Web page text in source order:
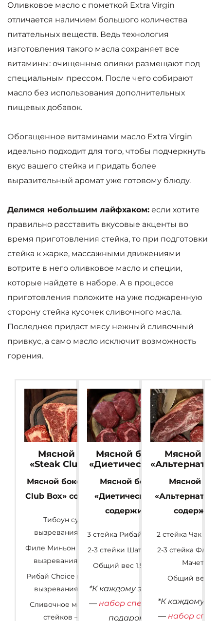
Оливковое масло с пометкой Extra Virgin
отличается наличием большого количества
питательных веществ. Ведь технология
изготовления такого масла сохраняет все
витамины: очищенные оливки размещают под
специальным прессом. После чего собирают
масло без использования дополнительных
пищевых добавок.
Обогащенное витаминами масло Extra Virgin
идеально подходит для того, чтобы подчеркнуть
вкус вашего стейка и придать более
выразительный аромат уже готовому блюду.
Делимся небольшим лайфхаком: если хотите
правильно расставить вкусовые акценты во
время приготовления стейка, то при подготовки
стейка к жарке, массажными движениями
вотрите в него оливковое масло и специи,
которые найдете в наборе. А в процессе
приготовления положите на уже поджаренную
сторону стейка кусочек сливочного масла.
Последнее придаст мясу нежный сливочный
привкус, а само масло исключит возможность
горения.
АКЦИЯ
Мясной бокс
«Steak Club Box»
Мясной бокс «Steak
Club Box» содержит:
Тибоун сухого
вызревания — 1 шт.
Филе Миньон влажного
вызревания — 2 шт.
Рибай Choice влажного
вызревания — 1 шт.
Сливочное масло для
стейков – 1 шт.
АКЦИЯ
Мясной бокс
«Диетический»
Мясной бокс
«Диетический»
содержит:
3 стейка Рибай Select;
2-3 стейки Шатофиле;
Общий вес 1.9-2 кг.
*К каждому заказу
— набор специй в
подарок.
Мясной
Мясной
содержит:
2 стейка Чак Ай
2-3 стейка
Мачете;
Общий вес 2
*К каждому
— набор